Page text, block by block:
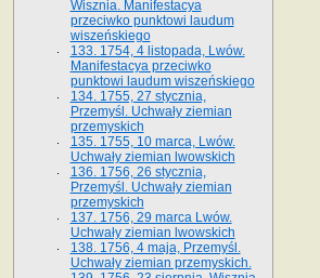
Wisznia. Manifestacya
przeciwko punktowi laudum
wiszeńskiego
133. 1754, 4 listopada, Lwów.
Manifestacya przeciwko
punktowi laudum wiszeńskiego
134. 1755, 27 stycznia,
Przemyśl. Uchwały ziemian
przemyskich
135. 1755, 10 marca, Lwów.
Uchwały ziemian lwowskich
136. 1756, 26 stycznia,
Przemyśl. Uchwały ziemian
przemyskich
137. 1756, 29 marca Lwów.
Uchwały ziemian lwowskich
138. 1756, 4 maja, Przemyśl.
Uchwały ziemian przemyskich.